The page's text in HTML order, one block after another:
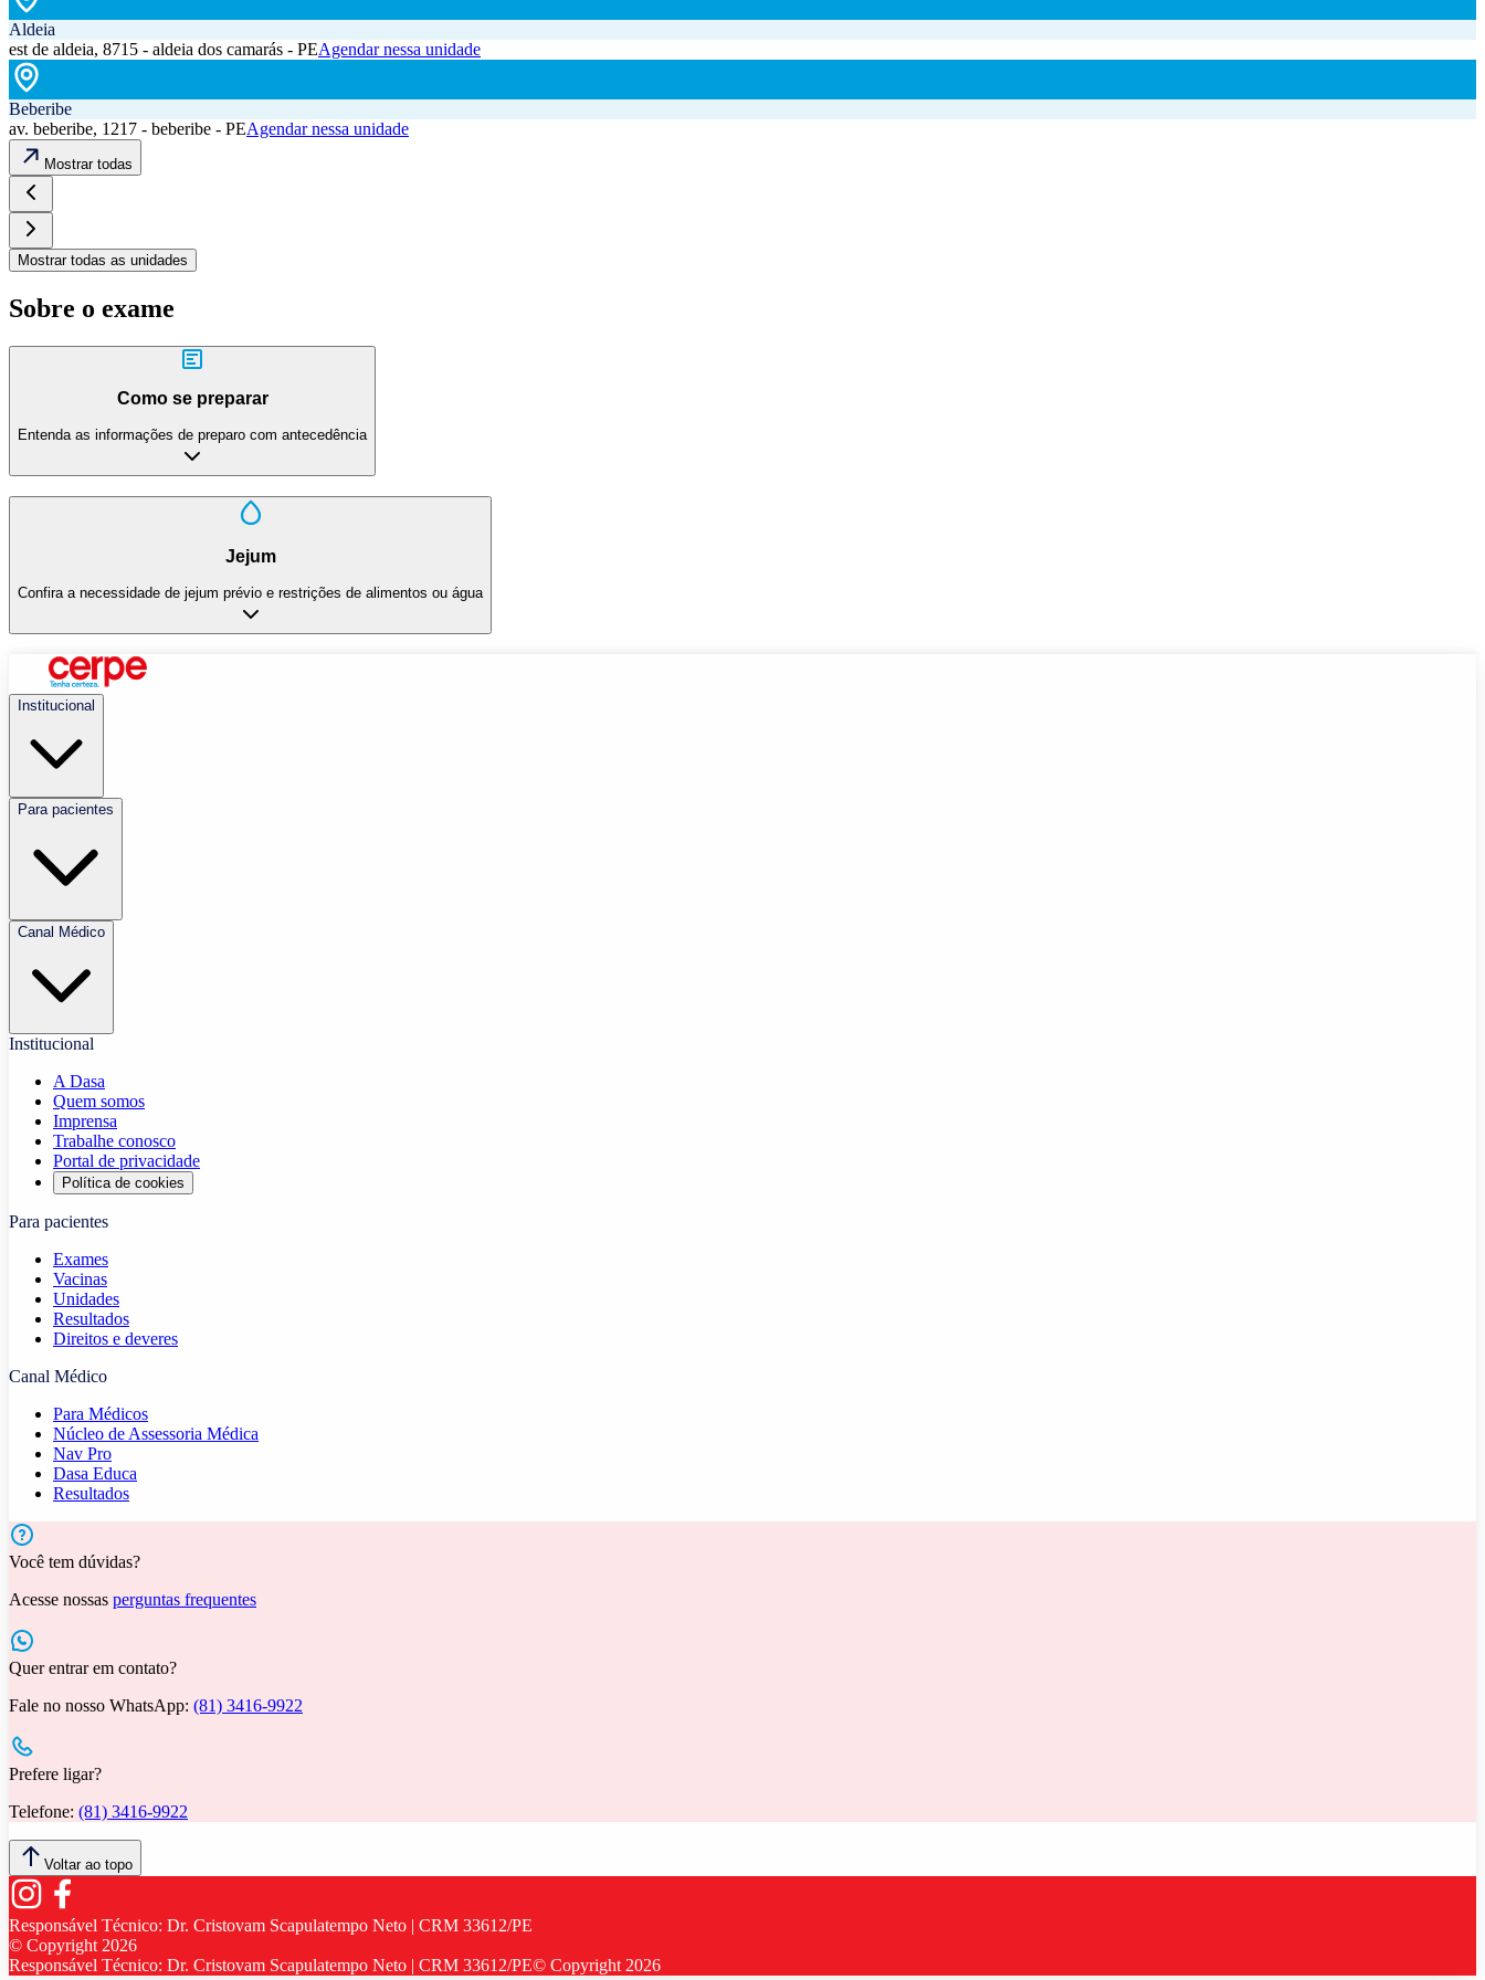
Aldeia
est de aldeia, 8715 - aldeia dos camarás - PEAgendar nessa unidade
Beberibe
av. beberibe, 1217 - beberibe - PEAgendar nessa unidade
Mostrar todas
Mostrar todas as unidades
Sobre o exame
Como se preparar
Entenda as informações de preparo com antecedência
Jejum
Confira a necessidade de jejum prévio e restrições de alimentos ou água
Institucional
Para pacientes
Canal Médico
Institucional
A Dasa
Quem somos
Imprensa
Trabalhe conosco
Portal de privacidade
Política de cookies
Para pacientes
Exames
Vacinas
Unidades
Resultados
Direitos e deveres
Canal Médico
Para Médicos
Núcleo de Assessoria Médica
Nav Pro
Dasa Educa
Resultados
Você tem dúvidas?
Acesse nossas perguntas frequentes
Quer entrar em contato?
Fale no nosso WhatsApp: (81) 3416-9922
Prefere ligar?
Telefone: (81) 3416-9922
Voltar ao topo
Responsável Técnico: Dr. Cristovam Scapulatempo Neto | CRM 33612/PE
© Copyright 2026
Responsável Técnico: Dr. Cristovam Scapulatempo Neto | CRM 33612/PE© Copyright 2026